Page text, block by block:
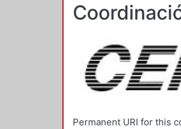
Permanent URI for this